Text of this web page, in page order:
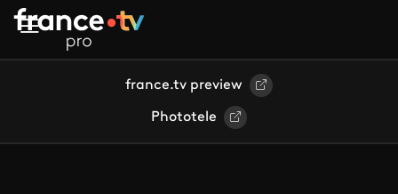
Aller au contenu principal
france.tv preview
Phototele